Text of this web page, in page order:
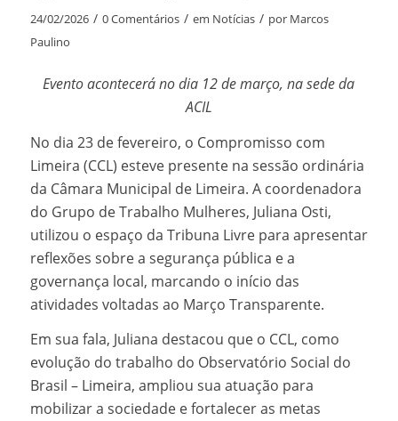
24/02/2026 / 0 Comentários / em Notícias / por Marcos
Paulino
Evento acontecerá no dia 12 de março, na sede da
ACIL
No dia 23 de fevereiro, o Compromisso com
Limeira (CCL) esteve presente na sessão ordinária
da Câmara Municipal de Limeira. A coordenadora
do Grupo de Trabalho Mulheres, Juliana Osti,
utilizou o espaço da Tribuna Livre para apresentar
reflexões sobre a segurança pública e a
governança local, marcando o início das
atividades voltadas ao Março Transparente.
Em sua fala, Juliana destacou que o CCL, como
evolução do trabalho do Observatório Social do
Brasil – Limeira, ampliou sua atuação para
mobilizar a sociedade e fortalecer as metas